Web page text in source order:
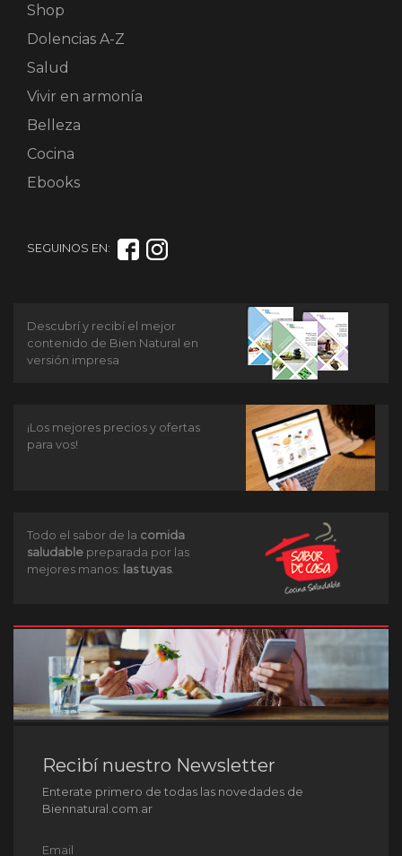
Shop
Dolencias A-Z
Salud
Vivir en armonía
Belleza
Cocina
Ebooks
SEGUINOS EN:
Descubrí y recibí el mejor
contenido de Bien Natural en
versión impresa
¡Los mejores precios y ofertas
para vos!
Todo el sabor de la comida
saludable preparada por las
mejores manos: las tuyas.
Recibí nuestro Newsletter
Enterate primero de todas las novedades de
Biennatural.com.ar
Email